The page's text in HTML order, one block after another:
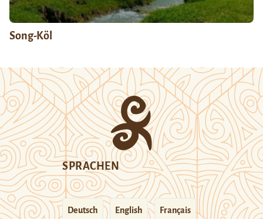
Song-Köl
SPRACHEN
Deutsch English Français